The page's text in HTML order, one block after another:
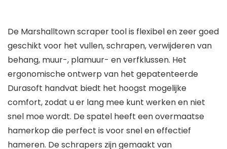
De Marshalltown scraper tool is flexibel en zeer goed
geschikt voor het vullen, schrapen, verwijderen van
behang, muur-, plamuur- en verfklussen. Het
ergonomische ontwerp van het gepatenteerde
Durasoft handvat biedt het hoogst mogelijke
comfort, zodat u er lang mee kunt werken en niet
snel moe wordt. De spatel heeft een overmaatse
hamerkop die perfect is voor snel en effectief
hameren. De schrapers zijn gemaakt van